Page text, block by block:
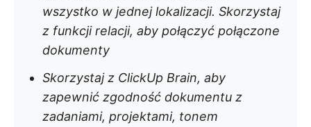
wszystko w jednej lokalizacji. Skorzystaj
z funkcji relacji, aby połączyć połączone
dokumenty
Skorzystaj z ClickUp Brain, aby
zapewnić zgodność dokumentu z
zadaniami, projektami, tonem